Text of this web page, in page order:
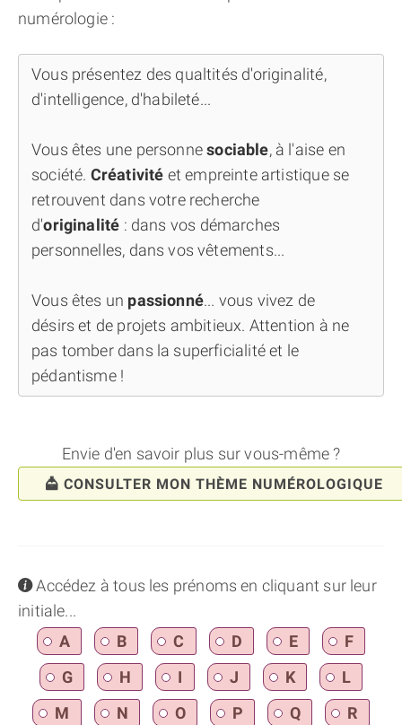
numérologie :
Vous présentez des qualtités d'originalité,
d'intelligence, d'habileté...
Vous êtes une personnesociable, à l'aise en
société. Créativité et empreinte artistique se
retrouvent dans votre recherche
d'originalité : dans vos démarches
personnelles, dans vos vêtements...
Vous êtes un passionné... vous vivez de
désirs et de projets ambitieux. Attention à ne
pas tomber dans la superficialité et le
pédantisme !
Envie d'en savoir plus sur vous-même ?
CONSULTER MON THÈME NUMÉROLOGIQUE
infoAccédez à tous les prénoms en cliquant sur leur
initiale...
A
B C D E
F
G
H I J K
L
M
N O P Q
R